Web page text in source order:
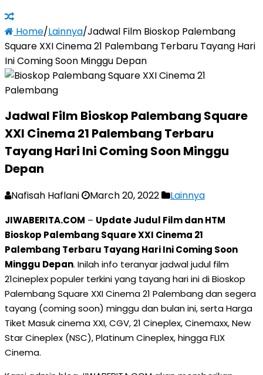
Home/Lainnya/Jadwal Film Bioskop Palembang
Square XXI Cinema 21 Palembang Terbaru Tayang Hari
Ini Coming Soon Minggu Depan
Jadwal Film Bioskop Palembang Square
XXI Cinema 21 Palembang Terbaru
Tayang Hari Ini Coming Soon Minggu
Depan
Nafisah Haflani March 20, 2022 Lainnya
JIWABERITA.COM – Update Judul Film dan HTM
Bioskop Palembang Square XXI Cinema 21
Palembang Terbaru Tayang Hari Ini Coming Soon
Minggu Depan. Inilah info teranyar jadwal judul film
21cineplex populer terkini yang tayang hari ini di Bioskop
Palembang Square XXI Cinema 21 Palembang dan segera
tayang (coming soon) minggu dan bulan ini, serta Harga
Tiket Masuk cinema XXI, CGV, 21 Cineplex, Cinemaxx, New
Star Cineplex (NSC), Platinum Cineplex, hingga FLIX
Cinema.